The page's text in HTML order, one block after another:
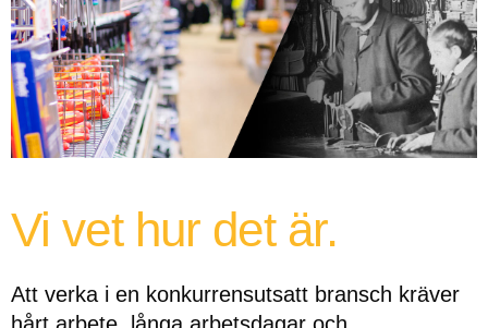
Vi vet hur det är.
Att verka i en konkurrensutsatt bransch kräver